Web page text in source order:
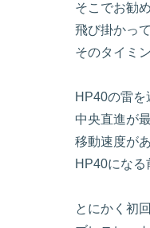
そこでお勧
飛び掛かっ
そのタイミ
HP40の雷
中央直進が
移動速度が
HP40にな
とにかく初